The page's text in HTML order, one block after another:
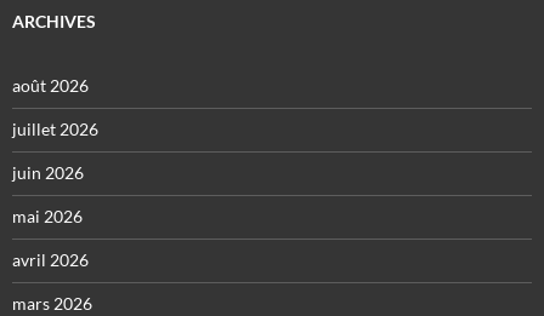
ARCHIVES
août 2026
juillet 2026
juin 2026
mai 2026
avril 2026
mars 2026